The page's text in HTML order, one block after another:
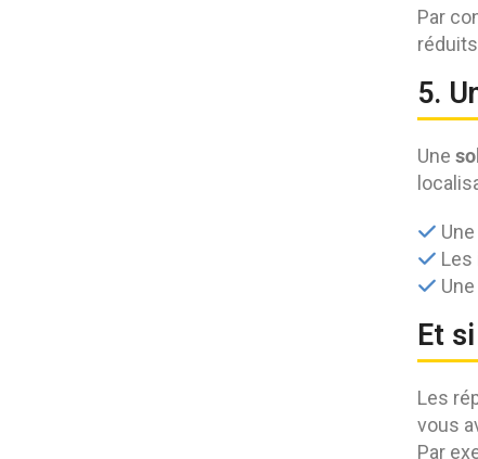
Par
5.
Une
Les
Et
Les
vous
Par